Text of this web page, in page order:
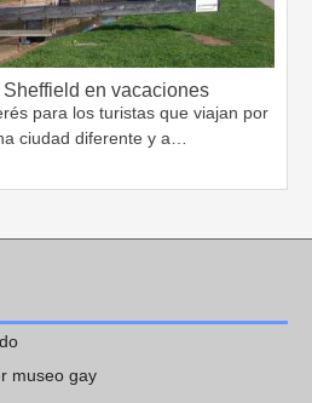
en vacaciones
para los turistas que viajan por
ciudad diferente y a…
museo gay